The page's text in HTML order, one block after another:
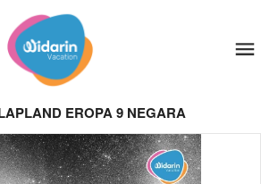
EROPA 9 NEGARA